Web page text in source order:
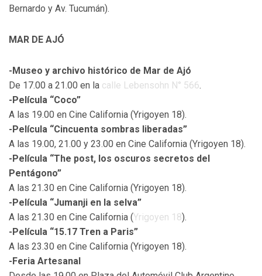
Bernardo y Av. Tucumán).
MAR DE AJÓ
-Museo y archivo histórico de Mar de Ajó
De 17.00 a 21.00 en la calle Lebensohn N° 566.
-Película “Coco”
A las 19.00 en Cine California (Yrigoyen 18).
-Película “Cincuenta sombras liberadas”
A las 19.00, 21.00 y 23.00 en Cine California (Yrigoyen 18).
-Película “The post, los oscuros secretos del
Pentágono”
A las 21.30 en Cine California (Yrigoyen 18).
-Película “Jumanji en la selva”
A las 21.30 en Cine California (Yrigoyen 18).
-Película “15.17 Tren a Paris”
A las 23.30 en Cine California (Yrigoyen 18).
-Feria Artesanal